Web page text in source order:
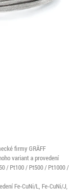
firmy GRÄFF
variant a provedení
/ Pt100 / Pt500 / Pt1000 /
Fe-CuNi/L, Fe-CuNi/J,